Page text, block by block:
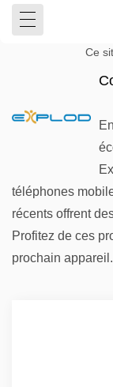
Ce
téléphones
récents offrent
Profitez de ces
prochain appareil.